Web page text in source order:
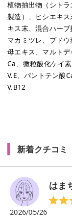
植物抽出物（シト
製造）、ヒシエキ
キス末、混合ハー
マカミツレ、ブド
母エキス、マルトデ
Ca、微粒酸化ケイ
V.E、パントテン酸
V.B12
新着クチコミ
はま
2026/05/26